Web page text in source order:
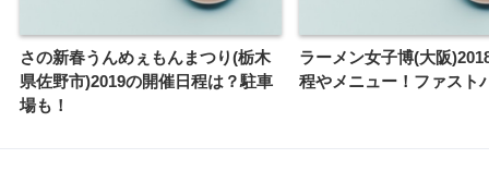
さの新春うんめぇもんまつり(栃木
県佐野市)2019の開催日程は？駐車
場も！
ラーメン女子博(大阪
程やメニュー！ファスト